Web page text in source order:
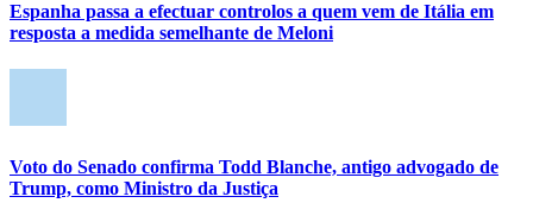
Espanha passa a efectuar controlos a quem vem de Itália em
resposta a medida semelhante de Meloni
Voto do Senado confirma Todd Blanche, antigo advogado de
Trump, como Ministro da Justiça